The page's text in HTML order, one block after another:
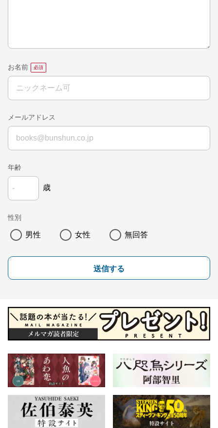
お名前
メールアドレス
年齢
歳
性別
男性 女性 無回答
送信する